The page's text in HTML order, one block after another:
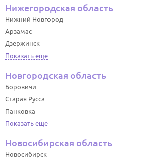
Нижегородская область
Нижний Новгород
Арзамас
Дзержинск
Показать еще
Новгородская область
Боровичи
Старая Русса
Панковка
Показать еще
Новосибирская область
Новосибирск